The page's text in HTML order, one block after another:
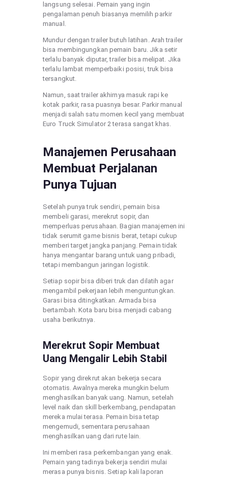
langsung selesai. Pemain yang ingin
pengalaman penuh biasanya memilih parkir
manual.
Mundur dengan trailer butuh latihan. Arah trailer
bisa membingungkan pemain baru. Jika setir
terlalu banyak diputar, trailer bisa melipat. Jika
terlalu lambat memperbaiki posisi, truk bisa
tersangkut.
Namun, saat trailer akhirnya masuk rapi ke
kotak parkir, rasa puasnya besar. Parkir manual
menjadi salah satu momen kecil yang membuat
Euro Truck Simulator 2 terasa sangat khas.
Manajemen Perusahaan
Membuat Perjalanan
Punya Tujuan
Setelah punya truk sendiri, pemain bisa
membeli garasi, merekrut sopir, dan
memperluas perusahaan. Bagian manajemen ini
tidak serumit game bisnis berat, tetapi cukup
memberi target jangka panjang. Pemain tidak
hanya mengantar barang untuk uang pribadi,
tetapi membangun jaringan logistik.
Setiap sopir bisa diberi truk dan dilatih agar
mengambil pekerjaan lebih menguntungkan.
Garasi bisa ditingkatkan. Armada bisa
bertambah. Kota baru bisa menjadi cabang
usaha berikutnya.
Merekrut Sopir Membuat
Uang Mengalir Lebih Stabil
Sopir yang direkrut akan bekerja secara
otomatis. Awalnya mereka mungkin belum
menghasilkan banyak uang. Namun, setelah
level naik dan skill berkembang, pendapatan
mereka mulai terasa. Pemain bisa tetap
mengemudi, sementara perusahaan
menghasilkan uang dari rute lain.
Ini memberi rasa perkembangan yang enak.
Pemain yang tadinya bekerja sendiri mulai
merasa punya bisnis. Setiap kali laporan